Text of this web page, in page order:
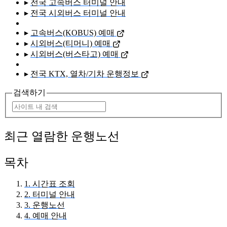
▸ 전국 고속버스 터미널 안내
▸ 전국 시외버스 터미널 안내
▸ 고속버스(KOBUS) 예매
▸ 시외버스(티머니) 예매
▸ 시외버스(버스타고) 예매
▸ 전국 KTX, 열차/기차 운행정보
검색하기
최근 열람한 운행노선
목차
1. 시간표 조회
2. 터미널 안내
3. 운행노선
4. 예매 안내